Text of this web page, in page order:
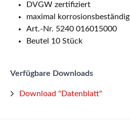
DVGW zertifiziert
maximal korrosionsbeständig
Art.-Nr. 5240 016015000
Beutel 10 Stück
Verfügbare Downloads
Download "Datenblatt"